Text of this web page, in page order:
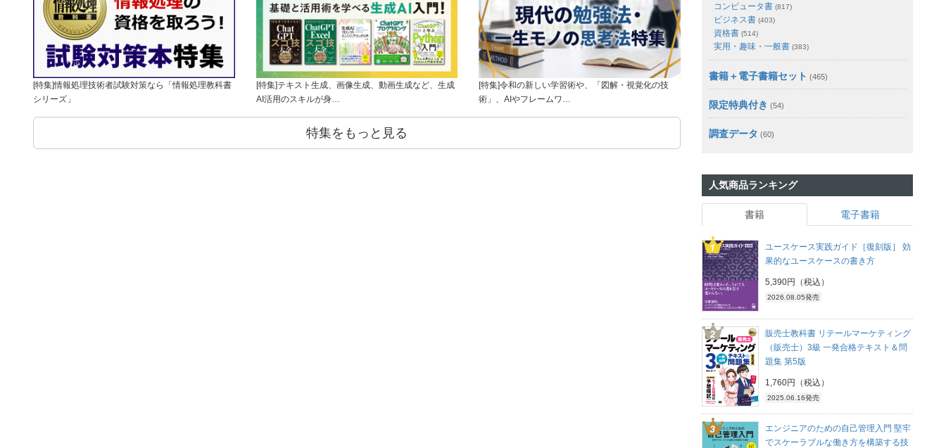
[特集]情報処理技術者試験対策なら「情報処理教科書
シリーズ」
[特集]テキスト生成、画像生成、動画生成など、生成
AI活用のスキルが身…
[特集]令和の新しい学習術や、「図解・視覚化の技
術」、AIやフレームワ…
特集をもっと見る
コンピュータ書 (817)
ビジネス書 (403)
資格書 (514)
実用・趣味・一般書 (383)
書籍＋電子書籍セット (465)
限定特典付き (54)
調査データ (60)
人気商品ランキング
書籍 電子書籍
ユースケース実践ガイド［復刻版］ 効
果的なユースケースの書き方
5,390円（税込）
2026.08.05発売
販売士教科書 リテールマーケティング
（販売士）3級 一発合格テキスト＆問
題集 第5版
1,760円（税込）
2025.06.16発売
エンジニアのための自己管理入門 堅牢
でスケーラブルな働き方を構築する技